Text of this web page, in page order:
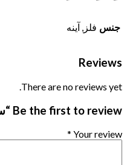
جنس فلز, آینه
Reviews
There are no reviews yet.
Be the first to review “ست آیینه شمعدون کالیگرافی”
Your review
*